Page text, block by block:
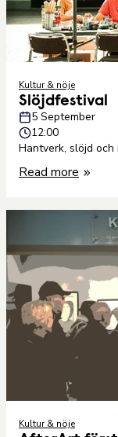
Kultur & nöje
Slöjdfestival
5 September
12:00
Hantverk, slöjd
Read more
Kultur & nöje